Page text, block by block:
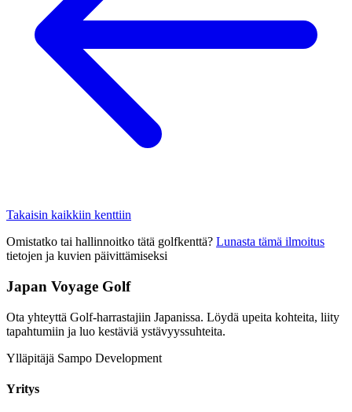
Takaisin kaikkiin kenttiin
Omistatko tai hallinnoitko tätä golfkenttä? Lunasta tämä ilmoitus
tietojen ja kuvien päivittämiseksi
Japan Voyage Golf
Ota yhteyttä Golf-harrastajiin Japanissa. Löydä upeita kohteita, liity
tapahtumiin ja luo kestäviä ystävyyssuhteita.
Ylläpitäjä Sampo Development
Yritys